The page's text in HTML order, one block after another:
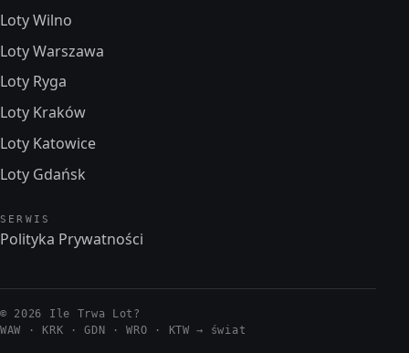
Loty Wilno
Loty Warszawa
Loty Ryga
Loty Kraków
Loty Katowice
Loty Gdańsk
SERWIS
Polityka Prywatności
© 2026 Ile Trwa Lot?
WAW · KRK · GDN · WRO · KTW → świat